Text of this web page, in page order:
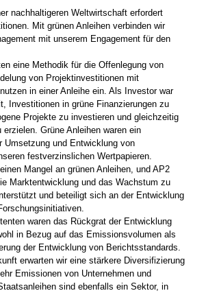
nachhaltigeren Weltwirtschaft erfordert
Mit grünen Anleihen verbinden wir
mit unserem Engagement für den
eine Methodik für die Offenlegung von
von Projektinvestitionen mit
in einer Anleihe ein. Als Investor war
Investitionen in grüne Finanzierungen zu
Projekte zu investieren und gleichzeitig
Grüne Anleihen waren ein
Umsetzung und Entwicklung von
festverzinslichen Wertpapieren.
Mangel an grünen Anleihen, und AP2
Marktentwicklung und das Wachstum zu
und beteiligt sich an der Entwicklung
waren das Rückgrat der Entwicklung
in Bezug auf das Emissionsvolumen als
der Entwicklung von Berichtsstandards.
erwarten wir eine stärkere Diversifizierung
Emissionen von Unternehmen und
sind ebenfalls ein Sektor, in